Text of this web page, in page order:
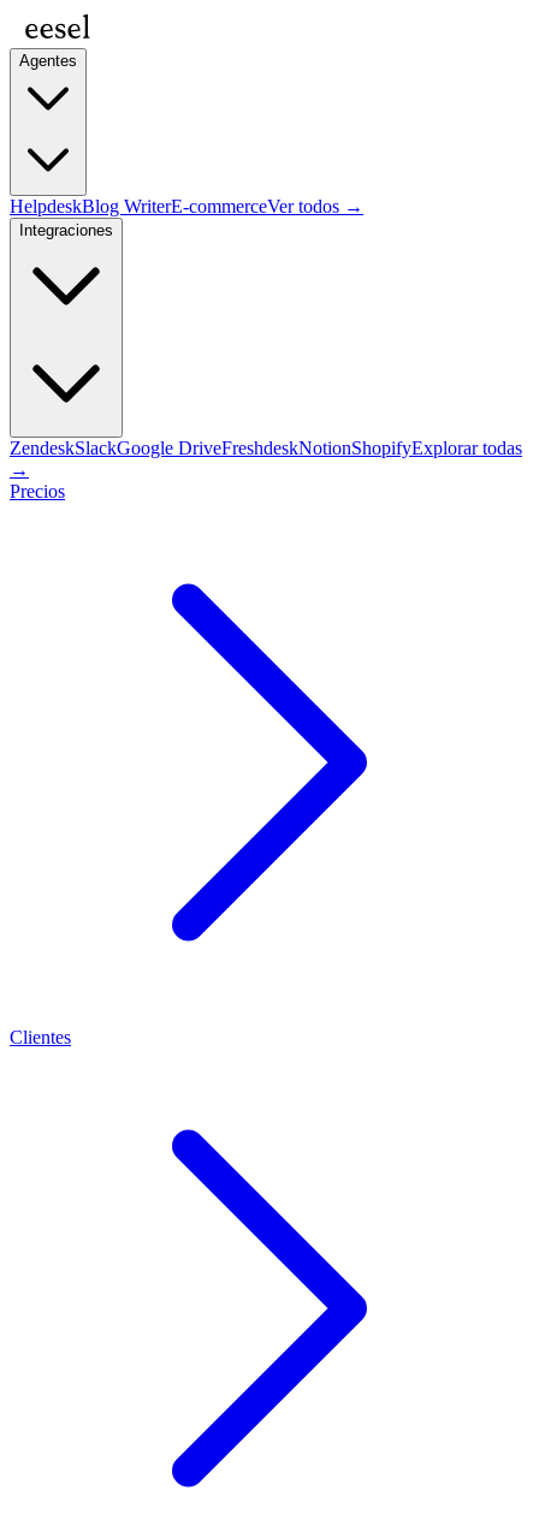
Agentes
HelpdeskBlog WriterE-commerceVer todos →
Integraciones
ZendeskSlackGoogle DriveFreshdeskNotionShopifyExplorar todas
→
Precios
Clientes